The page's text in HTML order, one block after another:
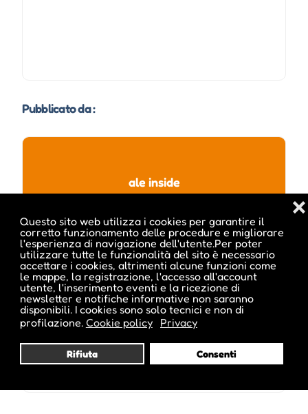
Questo sito web utilizza i cookies per garantire il
corretto funzionamento delle procedure e migliorare
l'esperienza di navigazione dell'utente.Per poter
utilizzare tutte le funzionalità del sito è necessario
accettare i cookies, altrimenti alcune funzioni come
le mappe, la registrazione, l'accesso all'account
utente, l'inserimento eventi e la ricezione di
newsletter e notifiche informative non saranno
disponibili. I cookies sono solo tecnici e non di
profilazione. Cookie policy Privacy
Rifiuta Consenti
❌
Pubblicato da :
ale inside